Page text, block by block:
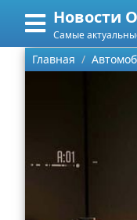
Новости
Самые
Меню
Главная
Информационные
Автомобили
О проекте
Главная